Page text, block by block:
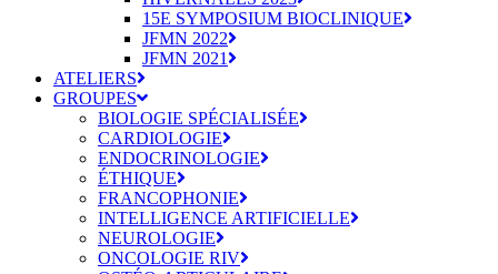
15E SYMPOSIUM BIOCLINIQUE
JFMN 2022
JFMN 2021
ATELIERS
GROUPES
BIOLOGIE SPÉCIALISÉE
CARDIOLOGIE
ENDOCRINOLOGIE
ÉTHIQUE
FRANCOPHONIE
INTELLIGENCE ARTIFICIELLE
NEUROLOGIE
ONCOLOGIE RIV